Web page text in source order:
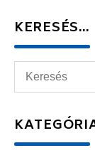
KERESÉS…